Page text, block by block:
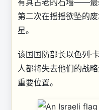
有其古老的石墙——最
第二次在摇摇欲坠的
星。
该国国防部长以色列·
人都将失去他们的战
重要位置。